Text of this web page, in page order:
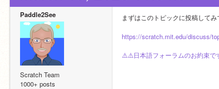
Paddle2See
Scratch Team
1000+ posts
まずはこのトピックに投稿して
https://scratch.mit.edu/discuss/
⚠️⚠️日本語フォーラムのお約束